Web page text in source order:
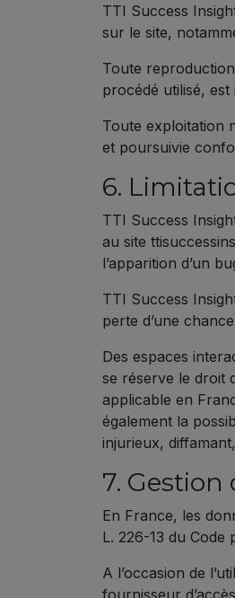
TTI Success
sur le site,
Toute
procédé utilisé,
Toute exploitation
et poursuivie
6.
TTI Success
au site
l’apparition d’un
TTI Success
perte d’une
Des espaces
se réserve le droit
applicable en
également la
injurieux,
7.
En France, les
L. 226-13 du
A l’occasion de
fournisseur